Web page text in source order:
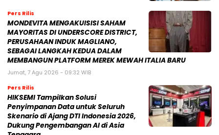
Pers Rilis
MONDEVITA MENGAKUISISI SAHAM
MAYORITAS DI UNDERSCORE DISTRICT,
PERUSAHAAN INDUK MAGLIANO,
SEBAGAI LANGKAH KEDUA DALAM
MEMBANGUN PLATFORM MEREK MEWAH ITALIA BARU
Jumat, 7 Agu 2026 - 09:32 WIB
Pers Rilis
HIKSEMI Tampilkan Solusi
Penyimpanan Data untuk Seluruh
Skenario di Ajang DTI Indonesia 2026,
Dukung Pengembangan AI di Asia